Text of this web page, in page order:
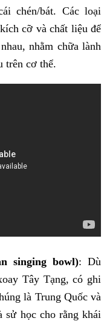
chén/bát. Các loại
cỡ và chất liệu để
nhằm chữa lành
trên cơ thể.
singing bowl): Dù
Tây Tạng, có ghi
là Trung Quốc và
sử học cho rằng khái